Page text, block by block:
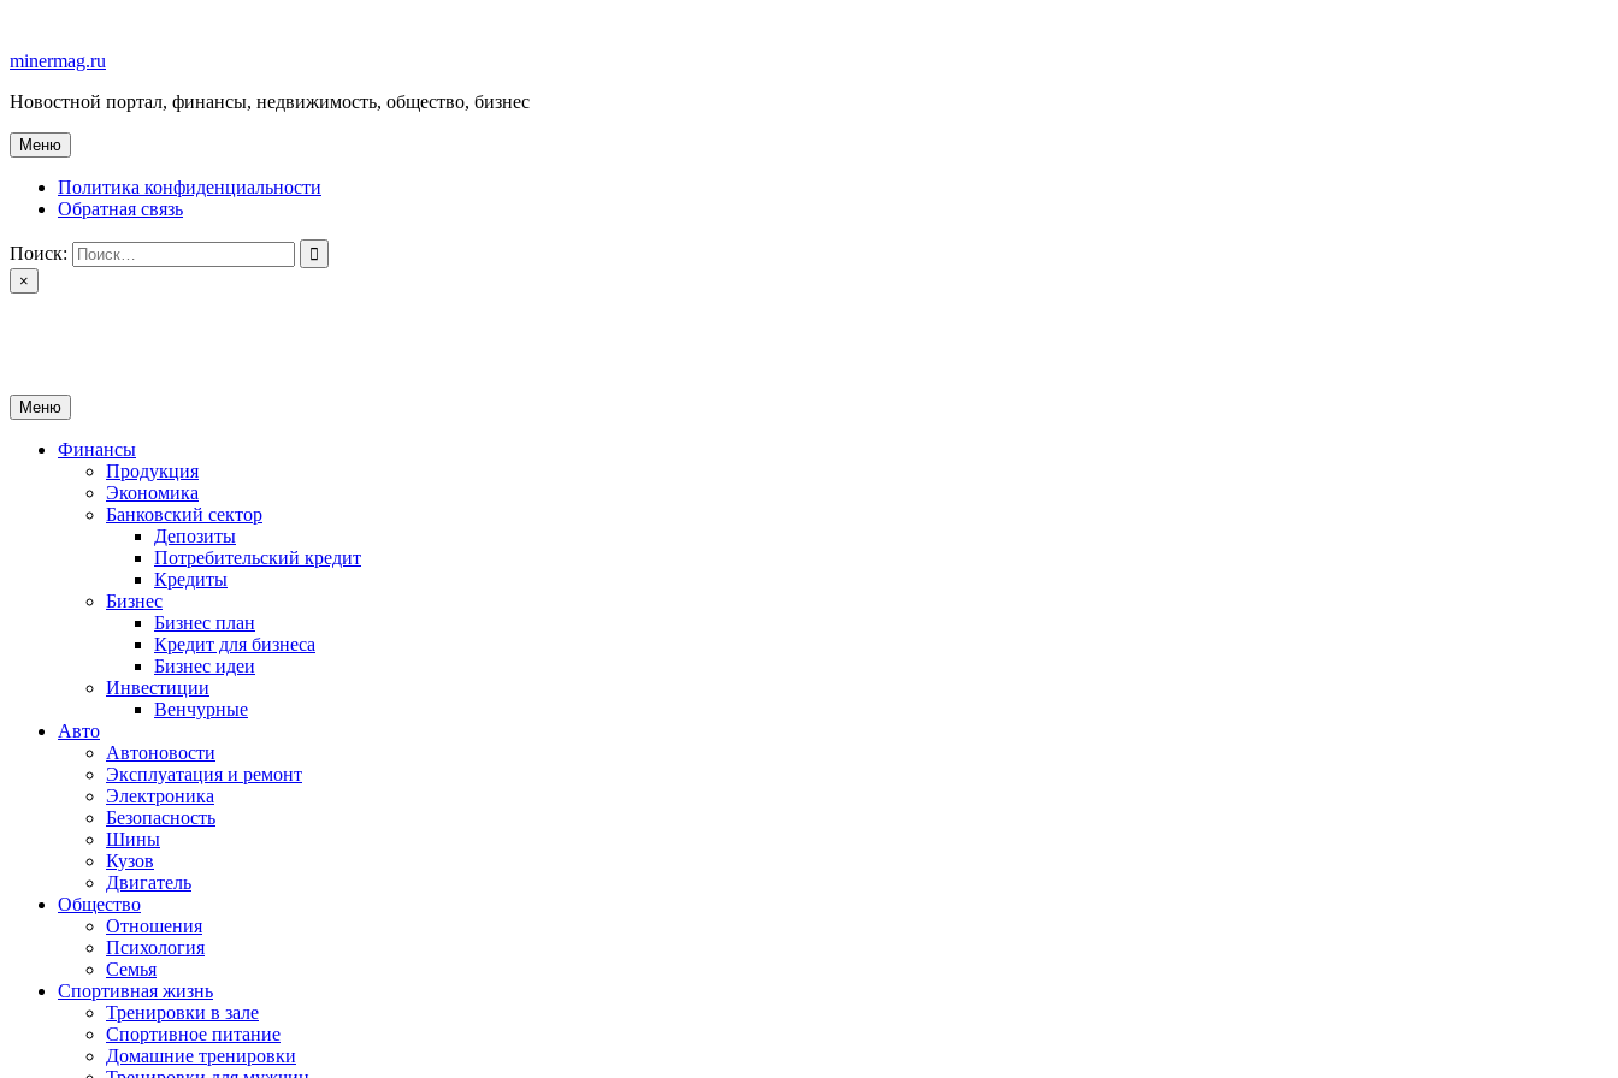
содержимому
minermag.ru
Новостной портал, финансы, недвижимость, общество, бизнес
Меню
Политика конфиденциальности
Обратная связь
Поиск:
×
Меню
Финансы
Продукция
Экономика
Банковский сектор
Депозиты
Потребительский кредит
Кредиты
Бизнес
Бизнес план
Кредит для бизнеса
Бизнес идеи
Инвестиции
Венчурные
Авто
Автоновости
Эксплуатация и ремонт
Электроника
Безопасность
Шины
Кузов
Двигатель
Общество
Отношения
Психология
Семья
Спортивная жизнь
Тренировки в зале
Спортивное питание
Домашние тренировки